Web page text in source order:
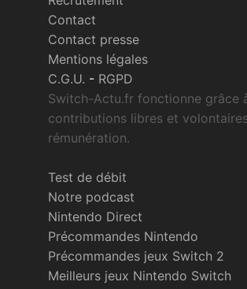
Contact
Contact presse
Mentions légales
C.G.U. - RGPD
Switch-Actu.fr fonctionne grâce
contributions libres et
rémunération.
Test de débit
Notre podcast
Nintendo Direct
Précommandes Nintendo
Précommandes jeux Switch 2
Meilleurs jeux Nintendo Switch